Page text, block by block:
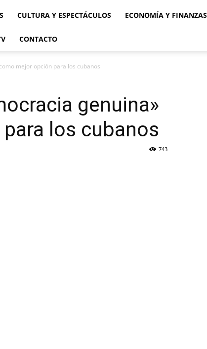
CULTURA Y ESPECTÁCULOS ECONOMÍA Y FINANZAS
CONTACTO
mejor opción para los cubanos
genuina»
los cubanos
743